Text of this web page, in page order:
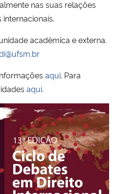
nas suas relações
acadêmica e externa.
aqui. Para
aqui.